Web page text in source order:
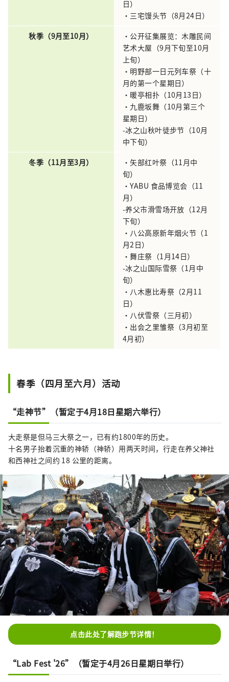
日）
・三宅馒头节（8月24日）
秋季（9月至10月）
・公开征集展览：木雕民间
艺术大屋（9月下旬至10月
上旬）
・明野部一日元列车祭（十
月的第一个星期日）
・暖亭相扑（10月13日）
・九鹿坂舞（10月第三个
星期日）
-冰之山秋叶徒步节（10月
中下旬）
冬季（11月至3月）
・矢部红叶祭（11月中
旬）
・YABU 食品博览会（11
月）
-养父市滑雪场开放（12月
下旬）
・八公高原新年烟火节（1
月2日）
・舞庄祭（1月14日）
-冰之山国际雪祭（1月中
旬）
・八木惠比寿祭（2月11
日）
・八伏雪祭（三月初）
・出会之里雏祭（3月初至
4月初）
春季（四月至六月）活动
“走神节”（暂定于4月18日星期六举行）
大走祭是但马三大祭之一，已有约1800年的历史。
十名男子抬着沉重的神轿（神轿）用两天时间，行走在养父神社
和西神社之间约 18 公里的距离。
点击此处了解跑步节详情！
“Lab Fest '26”（暂定于4月26日星期日举行）